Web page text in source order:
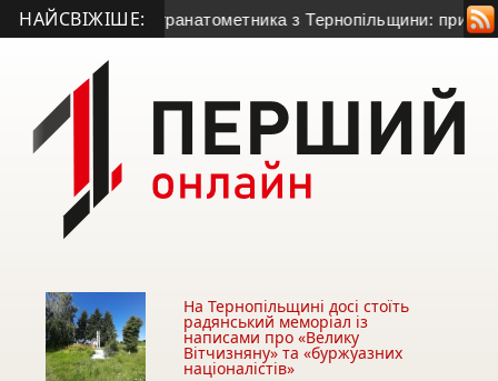
НАЙСВІЖІШЕ:
50-річного гранатометника з Тернопільщини: причина
На Тернопільщині досі стоїть
радянський меморіал із
написами про «Велику
Вітчизняну» та «буржуазних
націоналістів»